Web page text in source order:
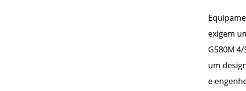
exigem
G580M
um
e